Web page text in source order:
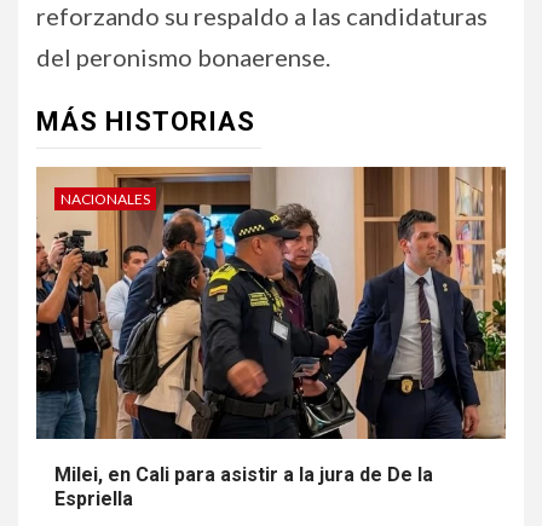
reforzando su respaldo a las candidaturas
del peronismo bonaerense.
MÁS HISTORIAS
NACIONALES
Milei, en Cali para asistir a la jura de De la
Espriella